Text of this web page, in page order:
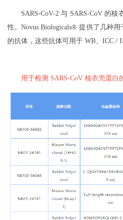
SARS-CoV-2 与 SARS-CoV 的
性。Novus Biologicals® 提供了几种
的抗体，这些抗体可用于 WB、ICC /
用于检测 SARS-CoV 核衣壳蛋白